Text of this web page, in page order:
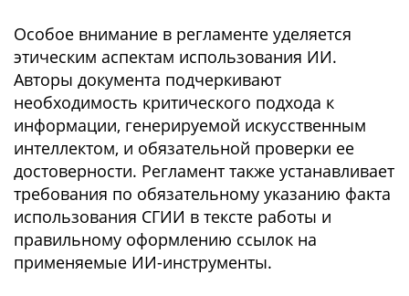
Особое внимание в регламенте уделяется
этическим аспектам использования ИИ.
Авторы документа подчеркивают
необходимость критического подхода к
информации, генерируемой искусственным
интеллектом, и обязательной проверки ее
достоверности. Регламент также устанавливает
требования по обязательному указанию факта
использования СГИИ в тексте работы и
правильному оформлению ссылок на
применяемые ИИ-инструменты.